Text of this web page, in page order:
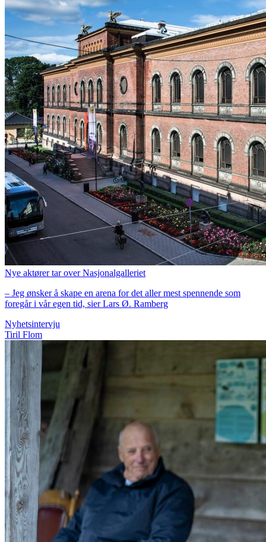
Nye aktører tar over Nasjonalgalleriet
– Jeg ønsker å skape en arena for det aller mest spennende som
foregår i vår egen tid, sier Lars Ø. Ramberg
Nyhetsintervju
Tiril Flom